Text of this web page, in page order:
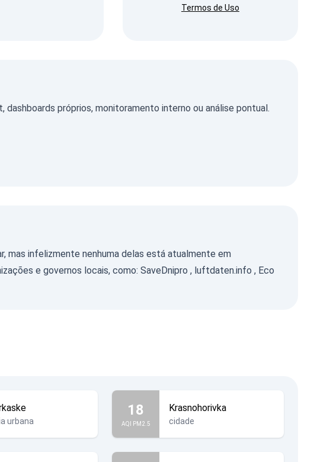
Termos de Uso
próprios, monitoramento interno ou análise pontual.
mas infelizmente nenhuma delas está atualmente em
e governos locais, como: SaveDnipro , luftdaten.info , Eco
urbana
18
AQI PM2.5
Krasnohorivka
cidade